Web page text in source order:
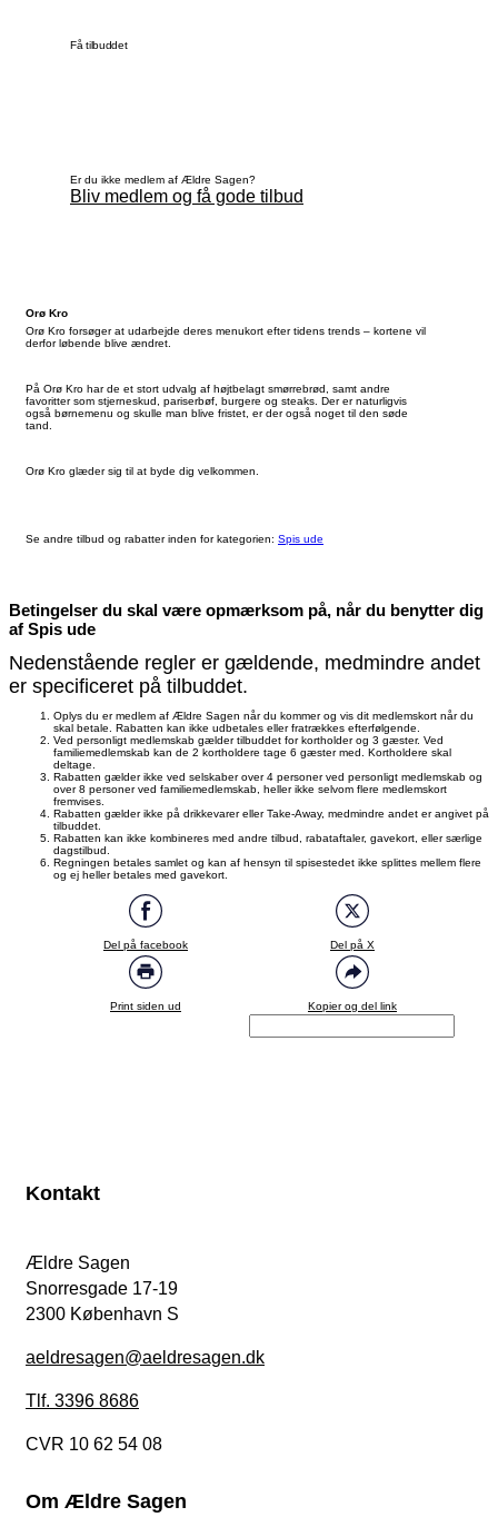
Orø Kro
Orø Kro forsøger at udarbejde deres menukort efter tidens trends – kortene vil
derfor løbende blive ændret.
På Orø Kro har de et stort udvalg af højtbelagt smørrebrød, samt andre
favoritter som stjerneskud, pariserbøf, burgere og steaks. Der er naturligvis
også børnemenu og skulle man blive fristet, er der også noget til den søde
tand.
Orø Kro glæder sig til at byde dig velkommen.
Få tilbuddet
Er du ikke medlem af Ældre Sagen?
Bliv medlem og få gode tilbud
Se andre tilbud og rabatter inden for kategorien: Spis ude
Betingelser du skal være opmærksom på, når du benytter dig
af Spis ude
Nedenstående regler er gældende, medmindre andet
er specificeret på tilbuddet.
Oplys du er medlem af Ældre Sagen når du kommer og vis dit medlemskort når du
skal betale. Rabatten kan ikke udbetales eller fratrækkes efterfølgende.
Ved personligt medlemskab gælder tilbuddet for kortholder og 3 gæster. Ved
familiemedlemskab kan de 2 kortholdere tage 6 gæster med. Kortholdere skal
deltage.
Rabatten gælder ikke ved selskaber over 4 personer ved personligt medlemskab og
over 8 personer ved familiemedlemskab, heller ikke selvom flere medlemskort
fremvises.
Rabatten gælder ikke på drikkevarer eller Take-Away, medmindre andet er angivet på
tilbuddet.
Rabatten kan ikke kombineres med andre tilbud, rabataftaler, gavekort, eller særlige
dagstilbud.
Regningen betales samlet og kan af hensyn til spisestedet ikke splittes mellem flere
og ej heller betales med gavekort.
Del på facebook Del på X
Print siden ud Kopier og del link
Kontakt
Ældre Sagen
Snorresgade 17-19
2300 København S
aeldresagen@aeldresagen.dk
Tlf. 3396 8686
CVR 10 62 54 08
Om Ældre Sagen